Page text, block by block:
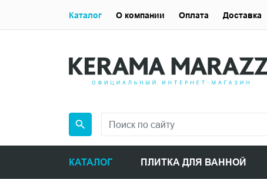
КАТАЛОГ ПЛИТКА ДЛЯ ВАННОЙ
Каталог О компании Оплата Доставка